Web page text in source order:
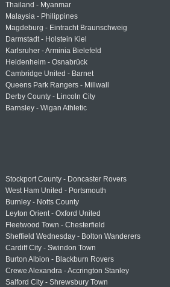
Thailand - Myanmar
Malaysia - Philippines
Magdeburg - Eintracht Braunschweig
Darmstadt - Holstein Kiel
Karlsruher - Arminia Bielefeld
Heidenheim - Osnabrück
Cambridge United - Barnet
Queens Park Rangers - Millwall
Derby County - Lincoln City
Barnsley - Wigan Athletic
Stockport County - Doncaster Rovers
West Ham United - Portsmouth
Burnley - Notts County
Leyton Orient - Oxford United
Fleetwood Town - Chesterfield
Sheffield Wednesday - Bolton Wanderers
Cardiff City - Swindon Town
Burton Albion - Blackburn Rovers
Crewe Alexandra - Accrington Stanley
Salford City - Shrewsbury Town